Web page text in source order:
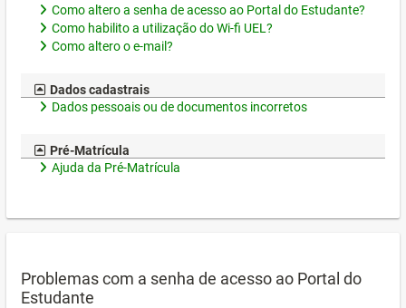
Como altero a senha de acesso ao Portal do Estudante?
Como habilito a utilização do Wi-fi UEL?
Como altero o e-mail?
Dados cadastrais
Dados pessoais ou de documentos incorretos
Pré-Matrícula
Ajuda da Pré-Matrícula
Problemas com a senha de acesso ao Portal do
Estudante